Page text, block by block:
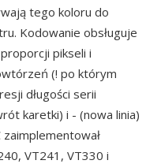
tego koloru do
Kodowanie obsługuje
pikseli i
(! po którym
długości serii
karetki) i - (nowa linia)
VT241, VT330 i